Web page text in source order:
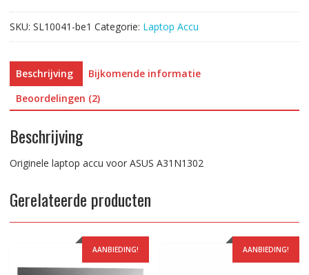
SKU: SL10041-be1 Categorie: Laptop Accu
Beschrijving
Bijkomende informatie
Beoordelingen (2)
Beschrijving
Originele laptop accu voor ASUS A31N1302
Gerelateerde producten
AANBIEDING! AANBIEDING!